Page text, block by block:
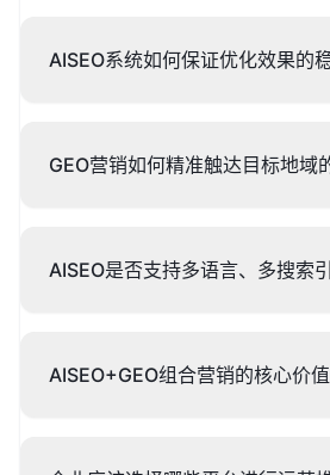
AISEO系统如何保证优化效果的
GEO营销如何精准触达目标地域
AISEO是否支持多语言、多搜索
AISEO+GEO组合营销的核心价值